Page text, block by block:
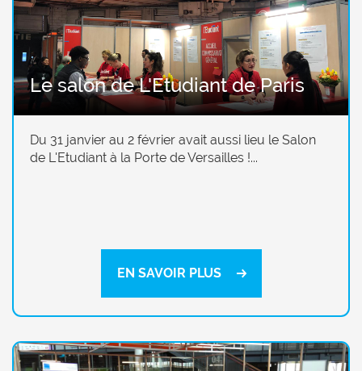
Le salon de L'Etudiant de Paris
Du 31 janvier au 2 février avait aussi lieu le Salon
de L'Etudiant à la Porte de Versailles !...
EN SAVOIR PLUS